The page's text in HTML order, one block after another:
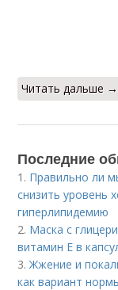
Читать дальше →
Последние
1. Правильно ли
снизить уровень
гиперлипидемию
2. Маска с
витамин E в
3.Жжение и
как вариант